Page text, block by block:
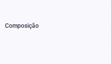
Composição